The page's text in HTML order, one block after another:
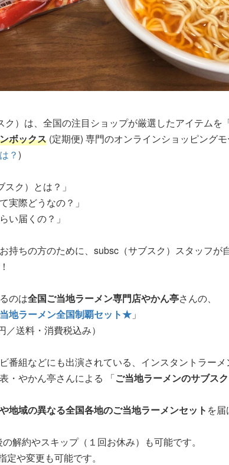
ク）は、全国の注目ショップが厳選したアイテムを
ボックス (定期便) 専門のオンラインショッピングモ
？)
スク）とは？」
実際どうなの？」
い届くの？」
持ちの方のために、subsc（サブスク）スタッフが
のは全国ご当地ラーメン専門店やかん亭さんの、
地ラーメン全国制覇セット★ 」
／送料・消費税込み）
番組などにも出演されている、インスタントラー
・やかん亭さんによる 「ご当地ラーメンのサブス
地域の異なる全国各地のご当地ラーメンセット を届
解約やスキップ（１回お休み）も可能です。
定や変更も可能です。